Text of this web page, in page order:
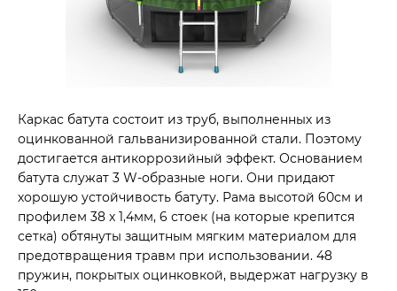
Каркас батута состоит из труб, выполненных из
оцинкованной гальванизированной стали. Поэтому
достигается антикоррозийный эффект. Основанием
батута служат 3 W-образные ноги. Они придают
хорошую устойчивость батуту. Рама высотой 60см и
профилем 38 х 1,4мм, 6 стоек (на которые крепится
сетка) обтянуты защитным мягким материалом для
предотвращения травм при использовании. 48
пружин, покрытых оцинковкой, выдержат нагрузку в